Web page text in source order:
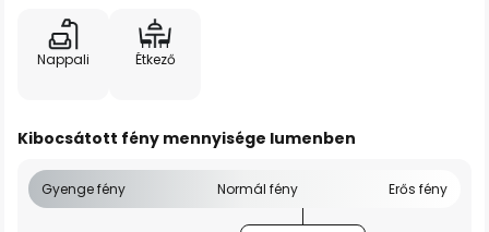
Nappali Étkező
Kibocsátott fény mennyisége lumenben
Gyenge fény Normál fény Erős fény